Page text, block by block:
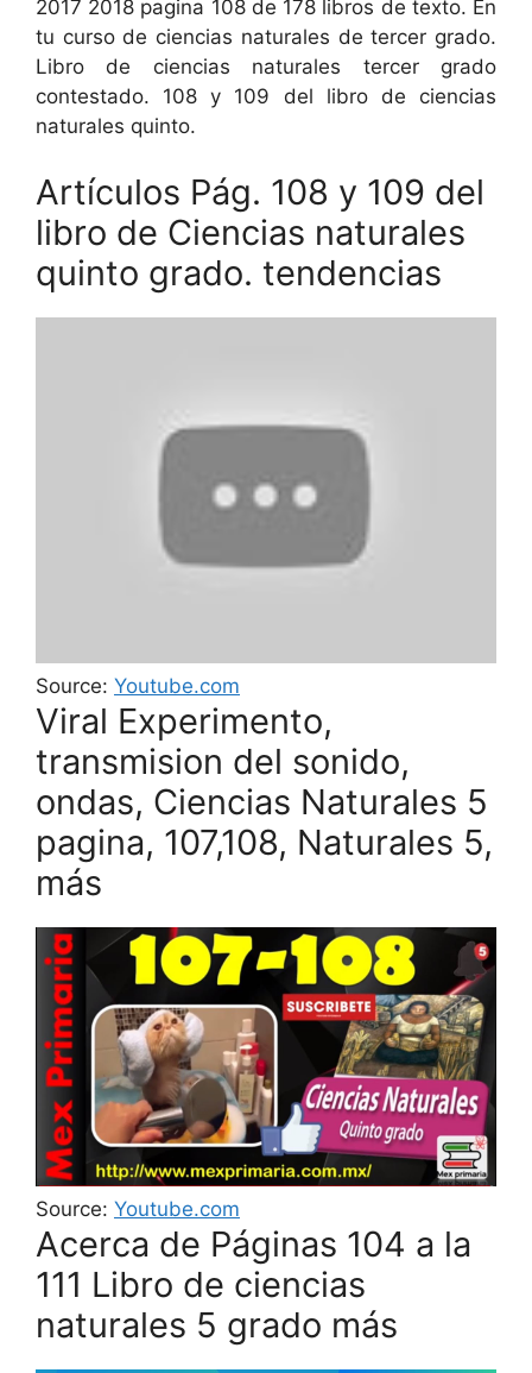
2017 2018 pagina 108 de 178 libros de texto. En
tu curso de ciencias naturales de tercer grado.
Libro de ciencias naturales tercer grado
contestado. 108 y 109 del libro de ciencias
naturales quinto.
Artículos Pág. 108 y 109 del
libro de Ciencias naturales
quinto grado. tendencias
Source: Youtube.com
Viral Experimento,
transmision del sonido,
ondas, Ciencias Naturales 5
pagina, 107,108, Naturales 5,
más
Source: Youtube.com
Acerca de Páginas 104 a la
111 Libro de ciencias
naturales 5 grado más